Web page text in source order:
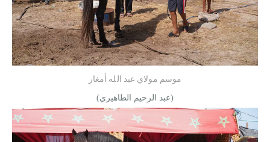
موسم مولاي عبد الله أمغار
(عبد الرحيم الطاهيري)